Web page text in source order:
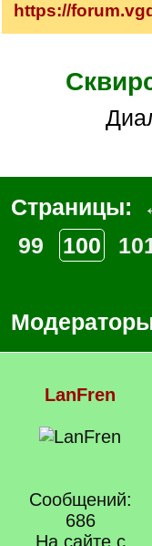
https://
Страницы:
99
100
LanFren
Сообщений:
686
На сайте с